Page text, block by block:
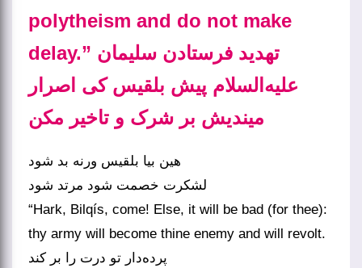
polytheism and do not make
delay.” تهدید فرستادن سلیمان
علیه‌السلام پیش بلقیس کی اصرار
میندیش بر شرک و تاخیر مکن
هین بیا بلقیس ورنه بد شود
لشکرت خصمت شود مرتد شود
“Hark, Bilqís, come! Else, it will be bad (for thee):
thy army will become thine enemy and will revolt.
پرده‌دار تو درت را بر کند